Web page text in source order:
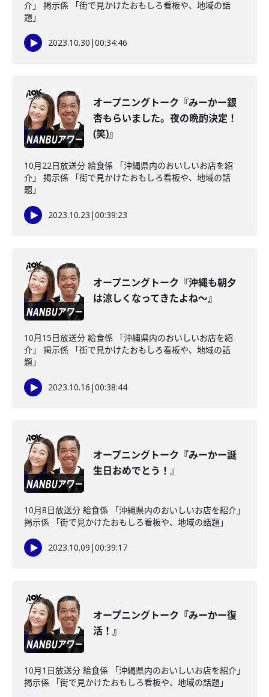
介」 掲示係 「街で見かけたおもしろ看板や、地域の話
題」
2023.10.30 |00:34:46
オープニングトーク『みーかー銀
杏もらいました。夜の晩酌決定！
(笑)』
10月22日放送分 給食係 「沖縄県内のおいしいお店を紹
介」 掲示係 「街で見かけたおもしろ看板や、地域の話
題」
2023.10.23 |00:39:23
オープニングトーク『沖縄も朝夕
は涼しくなってきたよね～』
10月15日放送分 給食係 「沖縄県内のおいしいお店を紹
介」 掲示係 「街で見かけたおもしろ看板や、地域の話
題」
2023.10.16 |00:38:44
オープニングトーク『みーかー誕
生日おめでとう！』
10月8日放送分 給食係 「沖縄県内のおいしいお店を紹介」
掲示係 「街で見かけたおもしろ看板や、地域の話題」
2023.10.09 |00:39:17
オープニングトーク『みーかー復
活！』
10月1日放送分 給食係 「沖縄県内のおいしいお店を紹介」
掲示係 「街で見かけたおもしろ看板や、地域の話題」